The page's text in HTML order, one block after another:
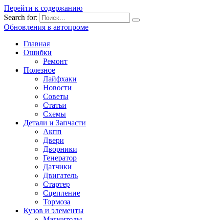
Перейти к содержанию
Search for:
Обновления в автопроме
Главная
Ошибки
Ремонт
Полезное
Лайфхаки
Новости
Советы
Статьи
Схемы
Детали и Запчасти
Акпп
Двери
Дворники
Генератор
Датчики
Двигатель
Стартер
Сцепление
Тормоза
Кузов и элементы